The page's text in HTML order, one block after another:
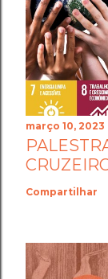
março 10, 2023
Compartilhar